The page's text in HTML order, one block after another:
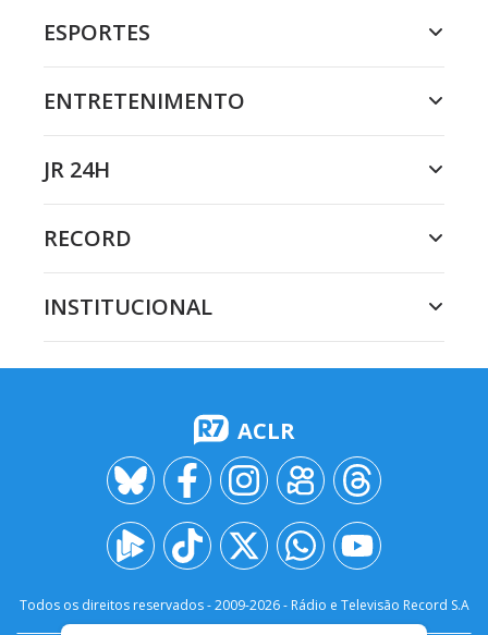
ESPORTES
ENTRETENIMENTO
JR 24H
RECORD
INSTITUCIONAL
ACLR
Todos os direitos reservados - 2009-2026- Rádio e Televisão Record S.A